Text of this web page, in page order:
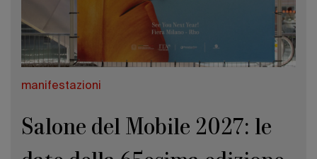
manifestazioni
Salone del Mobile 2027: le